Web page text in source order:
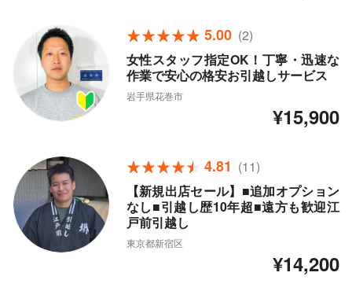
5.00 (2)
女性スタッフ指定OK！丁寧・迅速な
作業で安心の格安お引越しサービス
岩手県花巻市
¥15,900
4.81 (11)
【新規出店セール】■追加オプション
なし■引越し歴10年超■遠方も歓迎江
戸前引越し
東京都新宿区
¥14,200